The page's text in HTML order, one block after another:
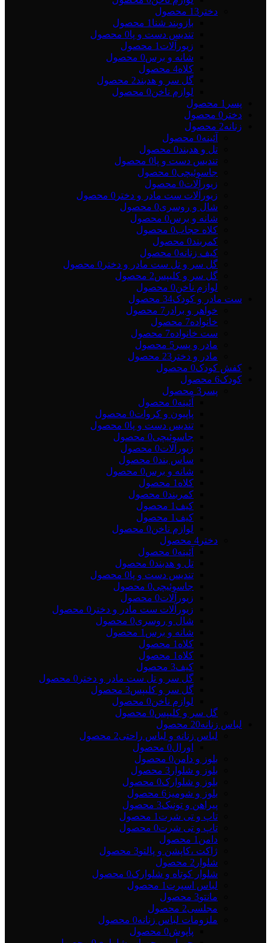
دختر 13 محصول
بازوبند شنا 1 محصول
تندیس دست و پا0 محصول
زیورآلات 1 محصول
شانه و برس0 محصول
کلاه4 محصول
گل سر و هدبند2 محصول
لوازم ناخن0 محصول
پسر 1 محصول
دختر 0 محصول
زنانه2 محصول
آئینه0 محصول
تل و هدبند0 محصول
تندیس دست و پا0 محصول
جاسوئیچی0 محصول
زیورآلات0 محصول
زیورآلات ست مادر و دختر 0 محصول
شال و روسری0 محصول
شانه و برس0 محصول
کلاه حجاب0 محصول
کمربند0 محصول
کیف زنانه0 محصول
گل سر و تل ست مادر و دختر 0 محصول
گل سر و کلیپس2 محصول
لوازم ناخن0 محصول
ست مادر و کودک34 محصول
خواهر و برادر 7 محصول
خانواده7 محصول
ست خانواده7 محصول
مادر و پسر 5 محصول
مادر و دختر 23 محصول
کفش کودک0 محصول
کودک6 محصول
پسر 3 محصول
آئینه0 محصول
پاپیون و کروات0 محصول
تندیس دست و پا0 محصول
جاسوئیچی0 محصول
زیورآلات0 محصول
ساس بند0 محصول
شانه و برس0 محصول
کلاه 1 محصول
کمربند0 محصول
کیف 1 محصول
کیف 1 محصول
لوازم ناخن0 محصول
دختر 4 محصول
آئینه0 محصول
تل و هدبند0 محصول
تندیس دست و پا0 محصول
جاسوئیچی0 محصول
زیورآلات0 محصول
زیورآلات ست مادر و دختر 0 محصول
شال و روسری0 محصول
شانه و برس 1 محصول
کلاه 1 محصول
کلاه 1 محصول
کیف3 محصول
گل سر و تل ست مادر و دختر 0 محصول
گل سر و کلیپس3 محصول
لوازم ناخن0 محصول
گل سر و کلیپس0 محصول
لباس زنانه20 محصول
لباس زنانه و لباس راحتی2 محصول
اورال0 محصول
بلوز و دامن0 محصول
بلوز و شلوار 3 محصول
بلوز و شلوارک0 محصول
بلوز و شومیز 6 محصول
پیراهن و تونیک3 محصول
تاپ و تی شرت 1 محصول
تاپ و تی شرت0 محصول
دامن 1 محصول
ژاکت ،کاپشن و پالتو3 محصول
شلوار 2 محصول
شلوار کوتاه و شلوارک0 محصول
لباس اسپرت 1 محصول
مانتو3 محصول
مجلسی2 محصول
ملزومات لباس زنانه0 محصول
پاپوش0 محصول